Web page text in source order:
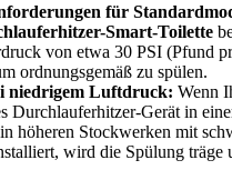
für
Smart-Toilette
von etwa 30 PSI (Pfund
ordnungsgemäß zu spülen.
niedrigem Luftdruck: Wenn
Durchlauferhitzer-Gerät in
höheren Stockwerken mit
wird die Spülung träge